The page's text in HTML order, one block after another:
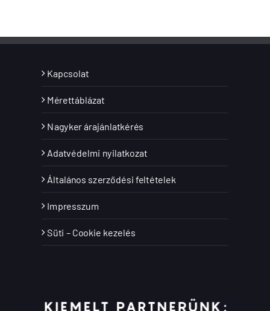
Kapcsolat
Mérettáblázat
Nagyker árajánlatkérés
Adatvédelmi nyilatkozat
Általános szerződési feltételek
Impresszum
Süti – Cookie kezelés